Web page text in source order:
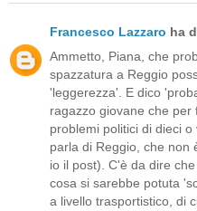
Francesco Lazzaro ha
Ammetto, Piana, che
spazzatura a Reggio
'leggerezza'. E dico
ragazzo giovane che
problemi politici di dieci
parla di Reggio, che non
io il post). C'è da dire
cosa si sarebbe potuta
a livello trasportistico, di